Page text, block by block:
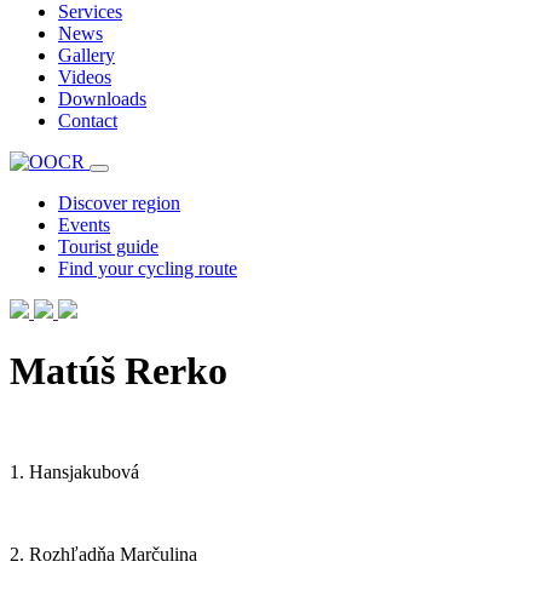
Services
News
Gallery
Videos
Downloads
Contact
Discover region
Events
Tourist guide
Find your cycling route
Matúš Rerko
1. Hansjakubová
2. Rozhľadňa Marčulina